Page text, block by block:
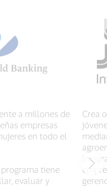
a millones de
empresas
en todo el
tiene
evaluar y
Crea